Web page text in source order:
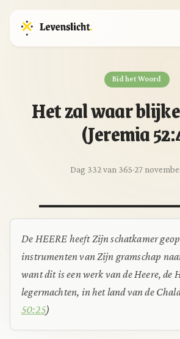
Bid het Woord
Het zal waar
(Jeremia
Dag 332 van 365·27
De HEERE heeft Zijn schatkamer
instrumenten van Zijn gramschap
want dit is een werk van de Heere, de
legermachten, in het land van de
50:25)